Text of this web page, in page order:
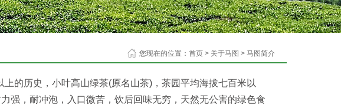
您现在的位置： 首页 > 关于马图 > 马图简介
的历史，小叶高山绿茶(原名山茶)，茶园平均海拔七百米以
强，耐冲泡，入口微苦，饮后回味无穷，天然无公害的绿色食